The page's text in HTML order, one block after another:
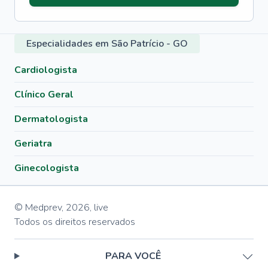
Especialidades em São Patrício - GO
Cardiologista
Clínico Geral
Dermatologista
Geriatra
Ginecologista
© Medprev, 2026, live
Todos os direitos reservados
PARA VOCÊ